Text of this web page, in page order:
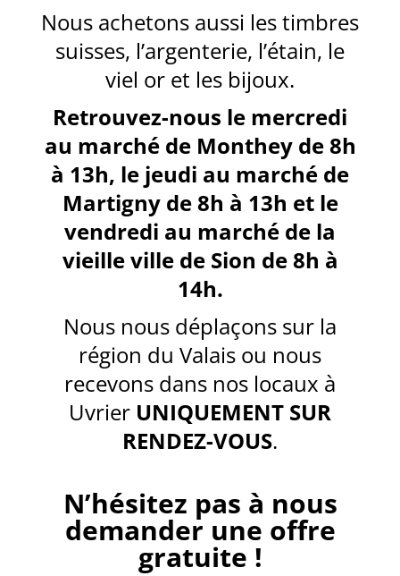
Nous achetons aussi les timbres
suisses, l’argenterie, l’étain, le
viel or et les bijoux.
Retrouvez-nous le mercredi
au marché de Monthey de 8h
à 13h, le jeudi au marché de
Martigny de 8h à 13h et le
vendredi au marché de la
vieille ville de Sion de 8h à
14h.
Nous nous déplaçons sur la
région du Valais ou nous
recevons dans nos locaux à
Uvrier UNIQUEMENT SUR
RENDEZ-VOUS.
N’hésitez pas à nous
demander une offre
gratuite !